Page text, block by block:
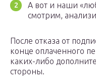
А вот и наши
смотрим,
После отказа от
конце оплаченного
каких-либо
стороны.